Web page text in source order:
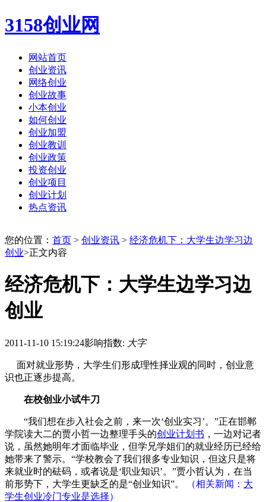
3158创业网
网站首页
创业资讯
网络创业
创业故事
小本创业
如何创业
创业加盟
创业教训
创业政策
投资创业
创业项目
创业计划
热点资讯
您的位置： 首页 > 创业资讯 > 经济危机下：大学生边学习边
创业>正文内容
经济危机下：大学生边学习边
创业
2011-11-10 15:19:24影响指数: 大字
面对就业形势，大学生们形成理性择业观的同时，创业意
识也正逐步提高。
在校创业小试牛刀
“我们想在步入社会之前，来一次‘创业实习’。”正在邯郸
学院读大二的贾小哲一边整理手头的创业计划书 ，一边对记者
说，虽然她明年才面临毕业，但学兄学姐们的就业经历已经给
她带来了警示。“学校教会了我们很多专业知识，但这只是将
来就业时的砝码，或者说是‘职业知识’。”贾小哲认为，在当
前形势下，大学生更缺乏的是“创业知识”。
（相关新闻： 大
学生创业冷门专业是选择）